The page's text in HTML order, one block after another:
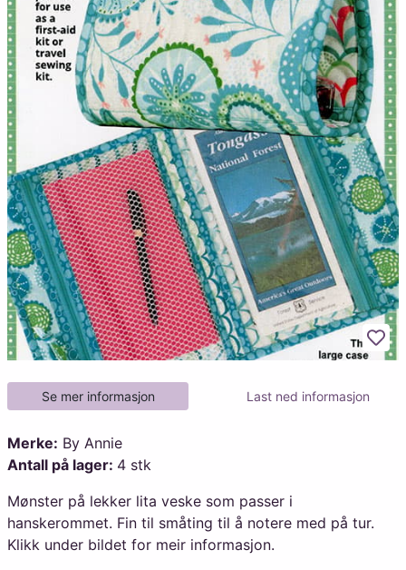
Se mer informasjon Last ned informasjon
Merke: By Annie
Antall på lager: 4 stk
Mønster på lekker lita veske som passer i
hanskerommet. Fin til småting til å notere med på tur.
Klikk under bildet for meir informasjon.